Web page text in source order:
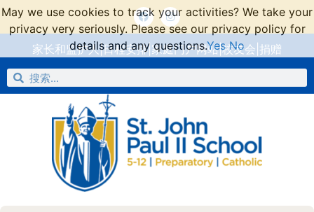
家长和监护人|日程安排| 家庭门户网站|校友会 捐赠
May we use cookies to track your activities? We take your
privacy very seriously. Please see our privacy policy for
details and any questions.Yes No